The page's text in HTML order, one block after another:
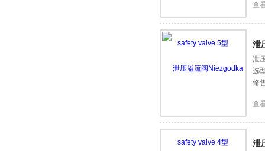
查
泄
泄
选
修
查
泄